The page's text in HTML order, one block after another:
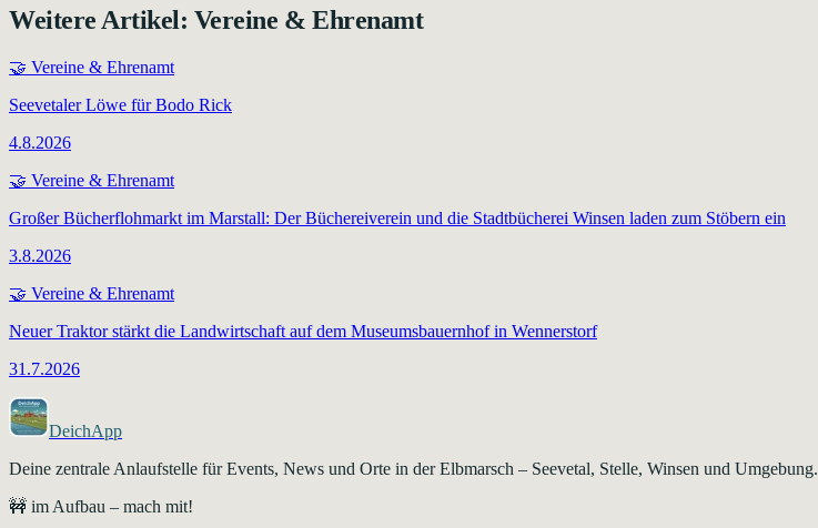
Weitere Artikel: Vereine & Ehrenamt
🤝 Vereine & Ehrenamt
Seevetaler Löwe für Bodo Rick
4.8.2026
🤝 Vereine & Ehrenamt
Großer Bücherflohmarkt im Marstall: Der Büchereiverein und die Stadtbücherei Winsen laden zum Stöbern ein
3.8.2026
🤝 Vereine & Ehrenamt
Neuer Traktor stärkt die Landwirtschaft auf dem Museumsbauernhof in Wennerstorf
31.7.2026
DeichApp
Deine zentrale Anlaufstelle für Events, News und Orte in der Elbmarsch – Seevetal, Stelle, Winsen und Umgebung.
🚧 im Aufbau – mach mit!